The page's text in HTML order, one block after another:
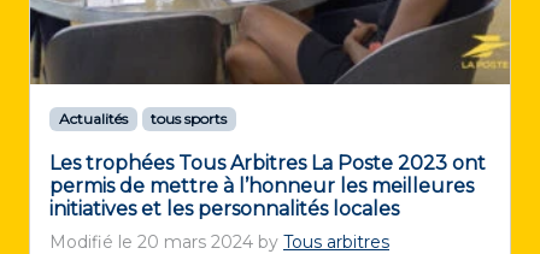
Actualités tous sports
Les trophées Tous Arbitres La Poste 2023 ont
permis de mettre à l’honneur les meilleures
initiatives et les personnalités locales
Modifié le 20 mars 2024 by Tous arbitres